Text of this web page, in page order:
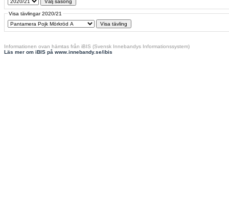
Visa tävlingar 2020/21
Informationen ovan hämtas från iBIS (Svensk Innebandys Informationssystem)
Läs mer om iBIS på www.innebandy.se/ibis